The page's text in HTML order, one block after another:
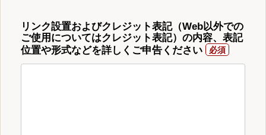
リンク設置およびクレジット表記（Web以外での
ご使用についてはクレジット表記）の内容、表記
位置や形式などを詳しくご申告ください